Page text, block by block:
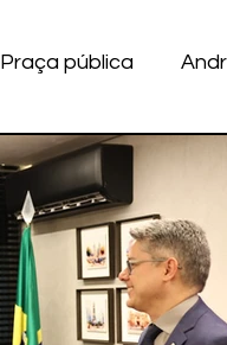
Praça pública